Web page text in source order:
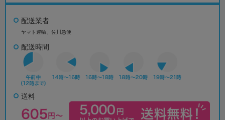
配送業者
ヤマト運輸、佐川急便
配送時間
送料